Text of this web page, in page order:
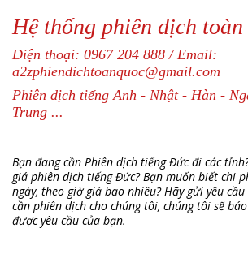
Hệ thống phiên dịch toàn
Điện thoại: 0967 204 888 / Email:
a2zphiendichtoanquoc@gmail.com
Phiên dịch tiếng Anh - Nhật - Hàn -
Trung ...
Bạn đang cần Phiên dịch tiếng Đức đi các
giá phiên dịch tiếng Đức? Bạn muốn biết chi
ngày, theo giờ giá bao nhiêu? Hãy gửi yêu
cần phiên dịch cho chúng tôi, chúng tôi sẽ
được yêu cầu của bạn.